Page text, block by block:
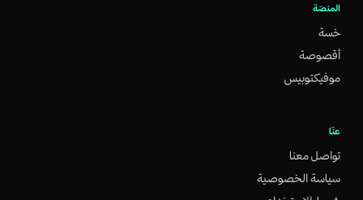
المنصّة
خسة
أقصوصة
موفيكتوبيس
عنّا
تواصل معنا
سياسة الخصوصية